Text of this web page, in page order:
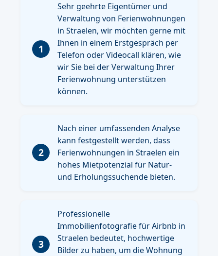
1
Sehr geehrte Eigentümer und
Verwaltung von Ferienwohnungen
in Straelen, wir möchten gerne mit
Ihnen in einem Erstgespräch per
Telefon oder Videocall klären, wie
wir Sie bei der Verwaltung Ihrer
Ferienwohnung unterstützen
können.
2
Nach einer umfassenden Analyse
kann festgestellt werden, dass
Ferienwohnungen in Straelen ein
hohes Mietpotenzial für Natur-
und Erholungssuchende bieten.
3
Professionelle
Immobilienfotografie für Airbnb in
Straelen bedeutet, hochwertige
Bilder zu haben, um die Wohnung